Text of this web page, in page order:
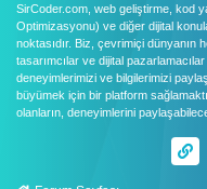
SirCoder.com, web geliştirme, kod
Optimizasyonu) ve diğer dijital
noktasıdır. Biz, çevrimiçi dünyanın
tasarımcılar ve dijital
deneyimlerimizi ve bilgilerimizi
büyümek için bir platform
olanların, deneyimlerini